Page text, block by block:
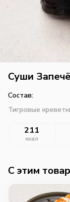
Суши
Состав:
Тигровые
211
ккал
C этим